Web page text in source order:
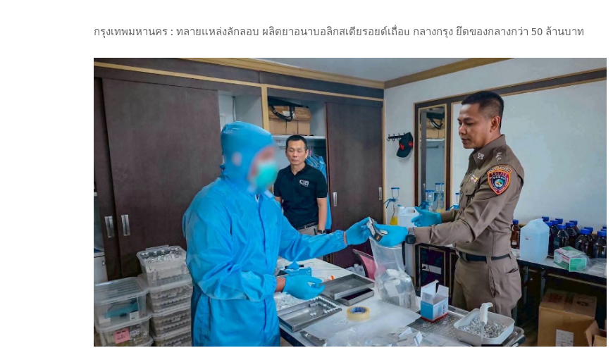
กรุงเทพมหานคร : ทลายแหล่งลักลอบ ผลิตยาอนาบอลิกสเตียรอยด์เถื่อu กลางกรุง ยึดของกลางกว่า 50 ล้านบาท